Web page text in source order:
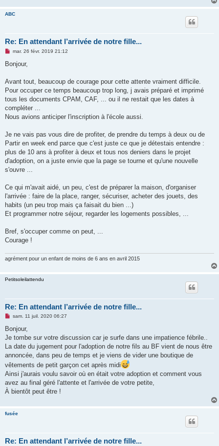
ABC
Re: En attendant l’arrivée de notre fille...
M
s
g
n
o
l
u
mar. 26 févr. 2019 21:12
Bonjour,
Avant tout, beaucoup de courage pour cette attente vraiment difficile.
Pour occuper ce temps beaucoup trop long, j avais préparé et imprimé
tous les documents CPAM, CAF, ... ou il ne restait que les dates à
compléter ...
Nous avions anticiper l'inscription à l'école aussi.
Je ne vais pas vous dire de profiter, de prendre du temps à deux ou de
Partir en week end parce que c'est juste ce que je détestais entendre :
plus de 10 ans à profiter à deux et tous nos deniers dans le projet
d'adoption, on a juste envie que la page se tourne et qu'une nouvelle
s'ouvre ...
Ce qui m'avait aidé, un peu, c'est de préparer la maison, d'organiser
l'arrivée : faire de la place, ranger, sécuriser, acheter des jouets, des
habits (un peu trop mais ça faisait du bien ...)
Et programmer notre séjour, regarder les logements possibles, ...
Bref, s'occuper comme on peut, ...
Courage !
agrément pour un enfant de moins de 6 ans en avril 2015
Petitsoleilattendu
Re: En attendant l’arrivée de notre fille...
M
s
a
g
n
o
n
l
sam. 11 juil. 2020 06:27
Bonjour,
Je tombe sur votre discussion car je surfe dans une impatience fébrile..
La date du jugement pour l'adoption de notre fils au BF vient de nous être
annoncée, dans peu de temps et je viens de vider une boutique de
vêtements de petit garçon cet après midi
Ainsi j'aurais voulu savoir où en était votre adoption et comment vous
avez au final géré l'attente et l'arrivée de votre petite,
À bientôt peut être !
fusée
Re: En attendant l’arrivée de notre fille...